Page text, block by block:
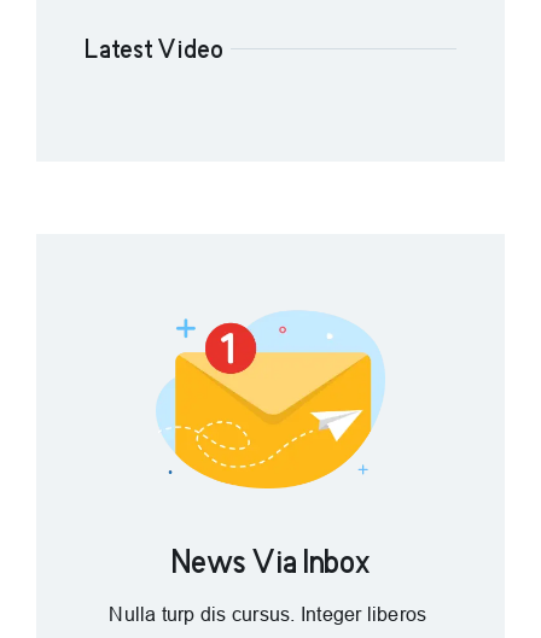
Latest Video
News Via Inbox
Nulla turp dis cursus. Integer liberos